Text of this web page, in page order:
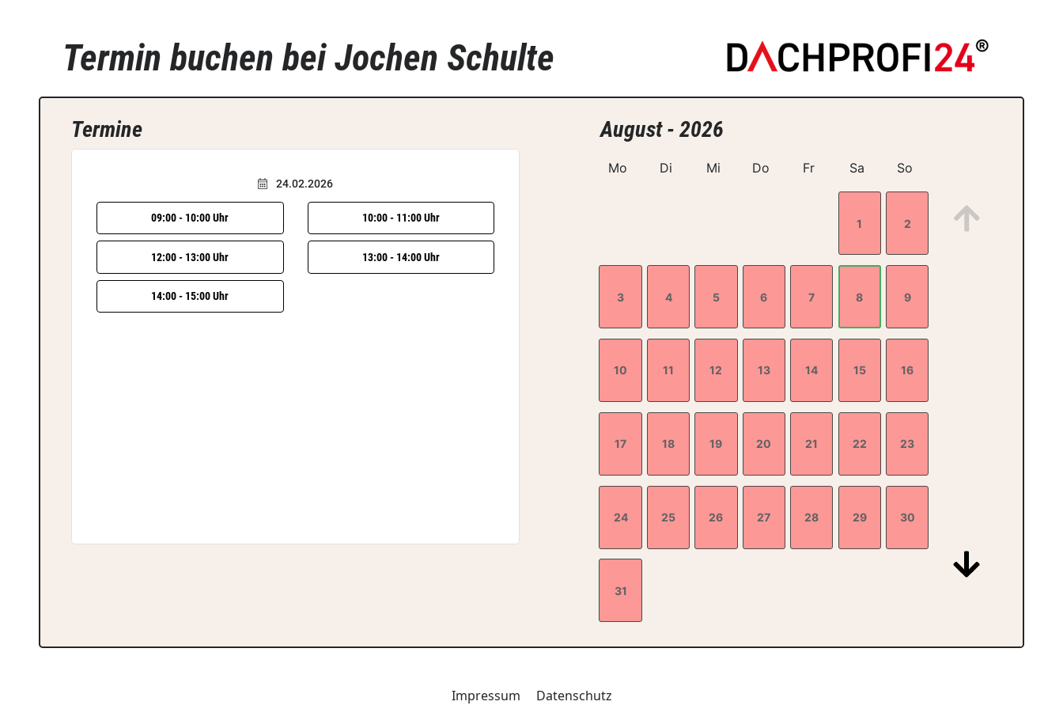
Termin buchen bei Jochen Schulte
Termine
24.02.2026
09:00 - 10:00 Uhr 10:00 - 11:00 Uhr
12:00 - 13:00 Uhr 13:00 - 14:00 Uhr
14:00 - 15:00 Uhr
August - 2026
Mo Di Mi Do Fr Sa So
1 2
3 4 5 6 7 8 9
10 11 12 13 14 15 16
17 18 19 20 21 22 23
24 25 26 27 28 29 30
31
Impressum Datenschutz